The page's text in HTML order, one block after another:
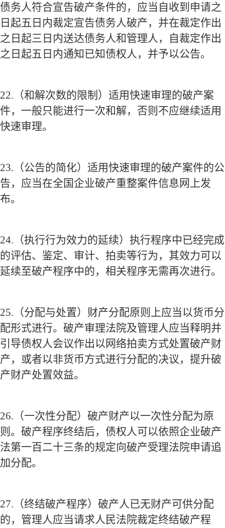
债务人符合宣告破产条件的，应当自收到申请之
日起五日内裁定宣告债务人破产，并在裁定作出
之日起三日内送达债务人和管理人，自裁定作出
之日起五日内通知已知债权人，并予以公告。
22. （和解次数的限制）适用快速审理的破产案
件，一般只能进行一次和解，否则不应继续适用
快速审理。
23. （公告的简化）适用快速审理的破产案件的公
告，应当在全国企业破产重整案件信息网上发
布。
24. （执行行为效力的延续）执行程序中已经完成
的评估、鉴定、审计、拍卖等行为，其效力可以
延续至破产程序中的，相关程序无需再次进行。
25. （分配与处置）财产分配原则上应当以货币分
配形式进行。破产审理法院及管理人应当释明并
引导债权人会议作出以网络拍卖方式处置破产财
产，或者以非货币方式进行分配的决议，提升破
产财产处置效益。
26. （一次性分配）破产财产以一次性分配为原
则。破产程序终结后，债权人可以依照企业破产
法第一百二十三条的规定向破产受理法院申请追
加分配。
27. （终结破产程序）破产人已无财产可供分配
的，管理人应当请求人民法院裁定终结破产程